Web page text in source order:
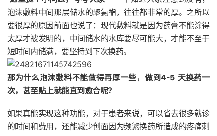
泡沫敷料中间那层储水的聚氨酯，往往都非常的厚。之所以
要很厚的原因前面也说了：现代敷料就是因为药膏不能涂得
太厚才被发明的，中间储水的水库要尽可能大，才能不至于
短时间内储满，要坚持到下次换药。
那为什么泡沫敷料不能做得再厚一些，做到4-5 天换药一
次，甚至贴上就能直到愈合呢？
如果真能实现这种功能，对于患者来说，可以省去很多就诊
的时间和费用，还能减少创面因为频繁换药所造成的疼痛刺